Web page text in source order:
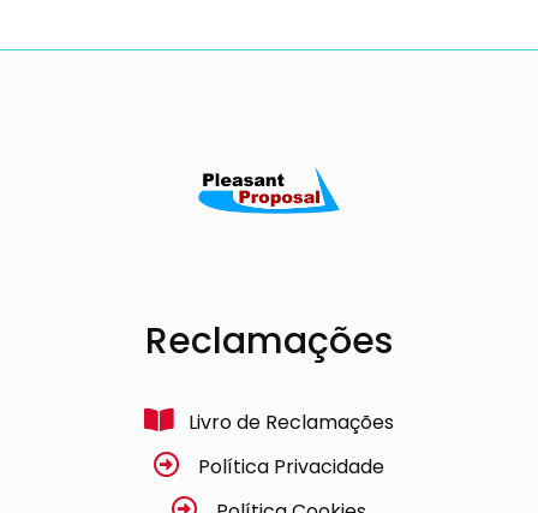
Reclamações
Livro de Reclamações
Política Privacidade